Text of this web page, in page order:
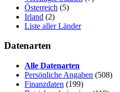
Österreich (5)
Irland (2)
Liste aller Länder
Datenarten
Alle Datenarten
Persönliche Angaben (508)
Finanzdaten (199)